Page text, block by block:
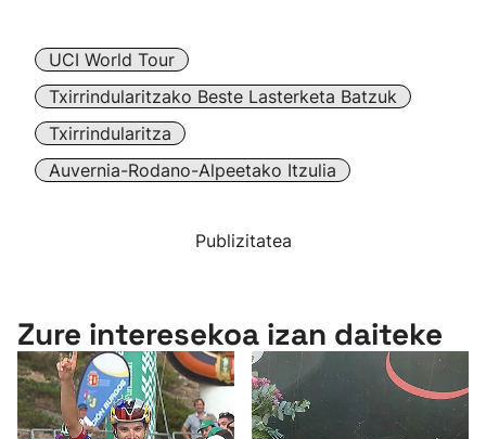
UCI World Tour
Txirrindularitzako Beste Lasterketa Batzuk
Txirrindularitza
Auvernia-Rodano-Alpeetako Itzulia
Publizitatea
Zure interesekoa izan daiteke